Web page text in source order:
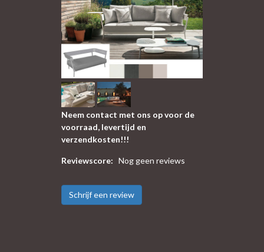
Neem contact met ons op voor de
voorraad, levertijd en
verzendkosten!!!
Reviewscore: Nog geen reviews
Schrijf een review